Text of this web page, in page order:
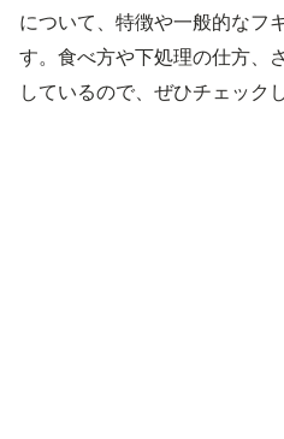
について、特徴や一般的なフ
す。食べ方や下処理の仕方、
しているので、ぜひチェック